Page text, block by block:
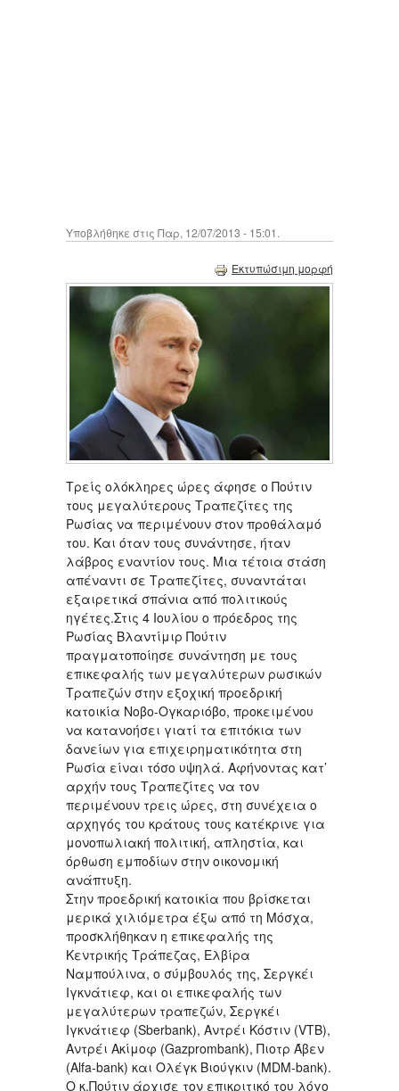
Υποβλήθηκε στις Παρ, 12/07/2013 - 15:01.
Εκτυπώσιμη μορφή
Τρείς ολόκληρες ώρες άφησε ο Πούτιν
τους μεγαλύτερους Τραπεζίτες της
Ρωσίας να περιμένουν στον προθάλαμό
του. Και όταν τους συνάντησε, ήταν
λάβρος εναντίον τους. Μια τέτοια στάση
απέναντι σε Τραπεζίτες, συναντάται
εξαιρετικά σπάνια από πολιτικούς
ηγέτες.Στις 4 Ιουλίου ο πρόεδρος της
Ρωσίας Βλαντίμιρ Πούτιν
πραγματοποίησε συνάντηση με τους
επικεφαλής των μεγαλύτερων ρωσικών
Τραπεζών στην εξοχική προεδρική
κατοικία Νοβο-Ογκαριόβο, προκειμένου
να κατανοήσει γιατί τα επιτόκια των
δανείων για επιχειρηματικότητα στη
Ρωσία είναι τόσο υψηλά. Αφήνοντας κατ’
αρχήν τους Τραπεζίτες να τον
περιμένουν τρεις ώρες, στη συνέχεια ο
αρχηγός του κράτους τους κατέκρινε για
μονοπωλιακή πολιτική, απληστία, και
όρθωση εμποδίων στην οικονομική
ανάπτυξη.
Στην προεδρική κατοικία που βρίσκεται
μερικά χιλιόμετρα έξω από τη Μόσχα,
προσκλήθηκαν η επικεφαλής της
Κεντρικής Τράπεζας, Ελβίρα
Ναμπούλινα, ο σύμβουλός της, Σεργκέι
Ιγκνάτιεφ, και οι επικεφαλής των
μεγαλύτερων τραπεζών, Σεργκέι
Ιγκνάτιεφ (Sberbank), Αντρέι Κόστιν (VTB),
Αντρέι Ακίμοφ (Gazprombank), Πιοτρ Άβεν
(Alfa-bank) και Ολέγκ Βιούγκιν (MDM-bank).
Ο κ.Πούτιν άρχισε τον επικριτικό του λόγο